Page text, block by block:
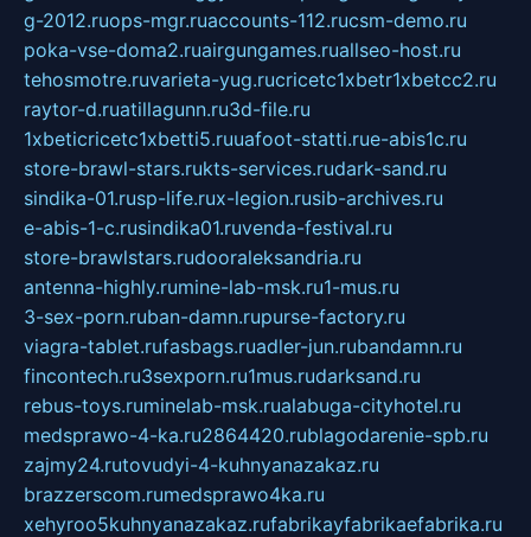
g-2012.ruops-mgr.ruaccounts-112.rucsm-demo.ru
poka-vse-doma2.ruairgungames.ruallseo-host.ru
tehosmotre.ruvarieta-yug.rucricetc1xbetr1xbetcc2.ru
raytor-d.ruatillagunn.ru3d-file.ru
1xbeticricetc1xbetti5.ruuafoot-statti.rue-abis1c.ru
store-brawl-stars.rukts-services.rudark-sand.ru
sindika-01.rusp-life.rux-legion.rusib-archives.ru
e-abis-1-c.rusindika01.ruvenda-festival.ru
store-brawlstars.rudooraleksandria.ru
antenna-highly.rumine-lab-msk.ru1-mus.ru
3-sex-porn.ruban-damn.rupurse-factory.ru
viagra-tablet.rufasbags.ruadler-jun.rubandamn.ru
fincontech.ru3sexporn.ru1mus.rudarksand.ru
rebus-toys.ruminelab-msk.rualabuga-cityhotel.ru
medsprawo-4-ka.ru2864420.rublagodarenie-spb.ru
zajmy24.rutovudyi-4-kuhnyanazakaz.ru
brazzerscom.rumedsprawo4ka.ru
xehyroo5kuhnyanazakaz.rufabrikayfabrikaefabrika.ru